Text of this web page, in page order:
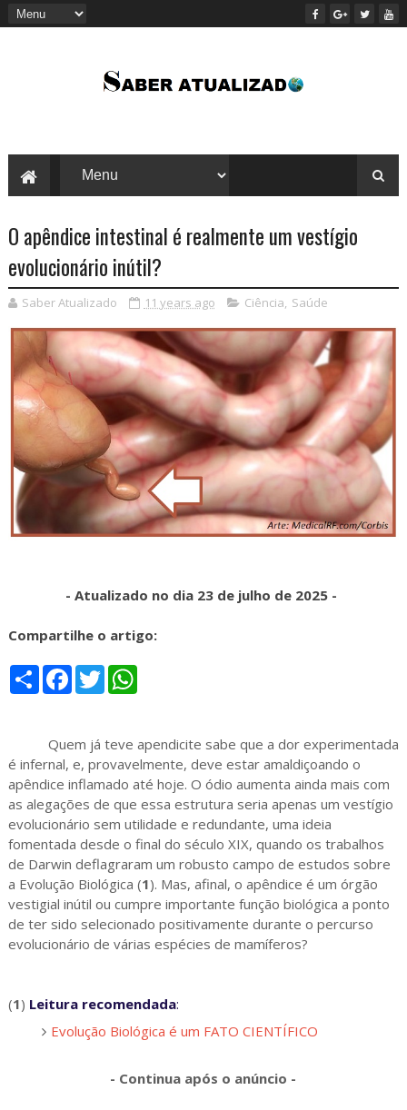
O apêndice intestinal é realmente um vestígio
evolucionário inútil?
Saber Atualizado 11 years ago Ciência, Saúde
- Atualizado no dia 23 de julho de 2025 -
Compartilhe o artigo:
S
h
F
a
o
o
k
T
w
e
r
W
h
A
p
p
Quem já teve apendicite sabe que a dor experimentada
é infernal, e, provavelmente, deve estar amaldiçoando o
apêndice inflamado até hoje. O ódio aumenta ainda mais com
as alegações de que essa estrutura seria apenas um vestígio
evolucionário sem utilidade e redundante, uma ideia
fomentada desde o final do século XIX, quando os trabalhos
de Darwin deflagraram um robusto campo de estudos sobre
a Evolução Biológica (1). Mas, afinal, o apêndice é um órgão
vestigial inútil ou cumpre importante função biológica a ponto
de ter sido selecionado positivamente durante o percurso
evolucionário de várias espécies de mamíferos?
(1) Leitura recomendada:
Evolução Biológica é um FATO CIENTÍFICO
- Continua após o anúncio -